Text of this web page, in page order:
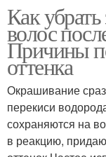
Как
волос
Причины
оттенка
Окрашивание
перекиси
сохраняются на
в реакцию,